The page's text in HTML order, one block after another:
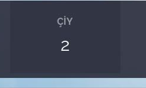
ÇIY
2